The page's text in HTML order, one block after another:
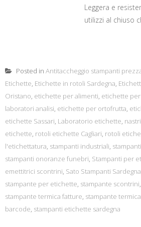
Leggera e
utilizzi al chiuso
Posted in Antitaccheggio stampanti
Etichette, Etichette in rotoli Sardegna,
Oristano, etichette per alimenti, etichette
laboratori analisi, etichette per ortofrutta,
etichette Sassari, Laboratorio etichette,
etichette, rotoli etichette Cagliari, rotoli
l'etichettatura, stampanti industriali,
stampanti onoranze funebri, Stampanti per
emettitrici scontrini, Sato Stampanti Sardegna
stampante per etichette, stampante scontrini,
stampante termica fatture, stampante
barcode, stampanti etichette sardegna